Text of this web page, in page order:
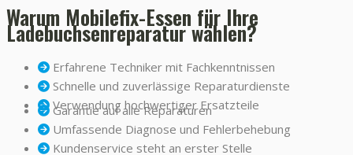
Warum Mobilefix-Essen für Ihre
Ladebuchsenreparatur wählen?
Erfahrene Techniker mit Fachkenntnissen
Schnelle und zuverlässige Reparaturdienste
Verwendung hochwertiger Ersatzteile
Garantie auf alle Reparaturen
Umfassende Diagnose und Fehlerbehebung
Kundenservice steht an erster Stelle